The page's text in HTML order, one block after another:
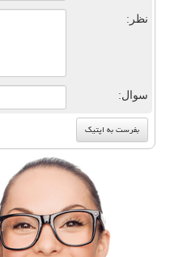
نظر:
سوال: